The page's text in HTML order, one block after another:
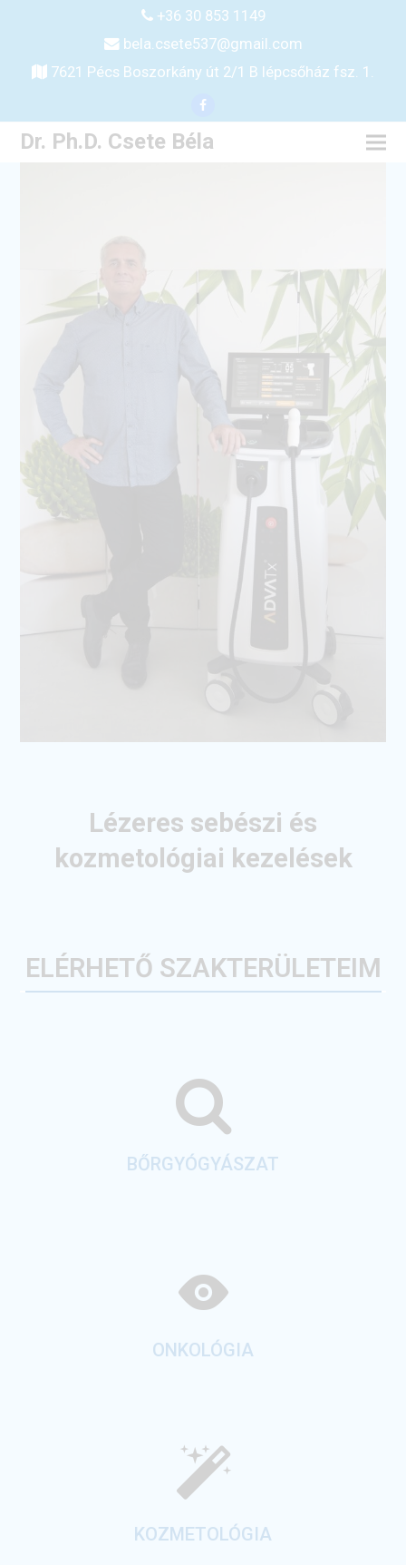
+36 30 853 1149
bela.csete537@gmail.com
7621 Pécs Boszorkány út 2/1 B lépcsőház fsz. 1.
Facebook
Dr. Ph.D. Csete Béla
Lézeres sebészi és
kozmetológiai kezelések
ELÉRHETŐ SZAKTERÜLETEIM
BŐRGYÓGYÁSZAT
ONKOLÓGIA
KOZMETOLÓGIA